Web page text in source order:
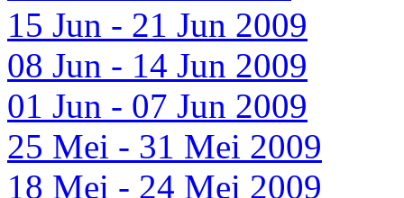
15 Jun - 21 Jun 2009
08 Jun - 14 Jun 2009
01 Jun - 07 Jun 2009
25 Mei - 31 Mei 2009
18 Mei - 24 Mei 2009